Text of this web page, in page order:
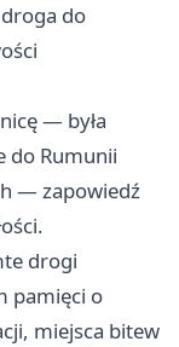
do
— była
do Rumunii
— zapowiedź
drogi
pamięci o
miejsca bitew